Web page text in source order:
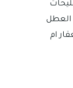
العطل
ام